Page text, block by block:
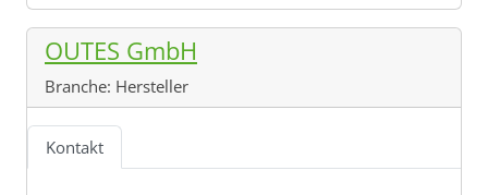
OUTES GmbH
Branche: Hersteller
Kontakt